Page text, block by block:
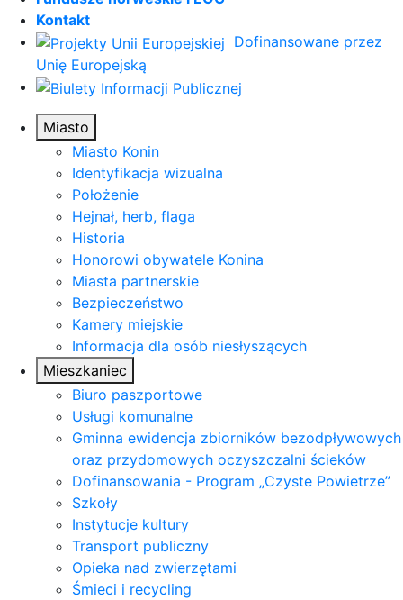
Kontakt
Dofinansowane przez
Unię Europejską
Miasto
Miasto Konin
Identyfikacja wizualna
Położenie
Hejnał, herb, flaga
Historia
Honorowi obywatele Konina
Miasta partnerskie
Bezpieczeństwo
Kamery miejskie
Informacja dla osób niesłyszących
Mieszkaniec
Biuro paszportowe
Usługi komunalne
Gminna ewidencja zbiorników bezodpływowych
oraz przydomowych oczyszczalni ścieków
Dofinansowania - Program „Czyste Powietrze”
Szkoły
Instytucje kultury
Transport publiczny
Opieka nad zwierzętami
Śmieci i recycling